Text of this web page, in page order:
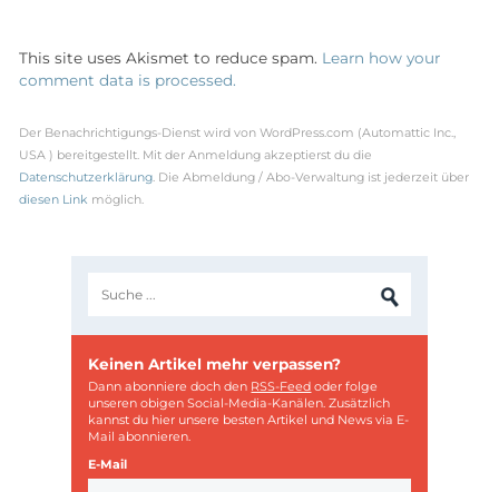
This site uses Akismet to reduce spam. Learn how your
comment data is processed.
Der Benachrichtigungs-Dienst wird von WordPress.com (Automattic Inc.,
USA ) bereitgestellt. Mit der Anmeldung akzeptierst du die
Datenschutzerklärung . Die Abmeldung / Abo-Verwaltung ist jederzeit über
diesen Link möglich.
Keinen Artikel mehr verpassen?
Dann abonniere doch den RSS-Feed oder folge
unseren obigen Social-Media-Kanälen. Zusätzlich
kannst du hier unsere besten Artikel und News via E-
Mail abonnieren.
E-Mail